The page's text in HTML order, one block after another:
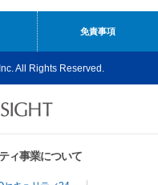
免責事項
All Rights Reserved.
ィ事業について